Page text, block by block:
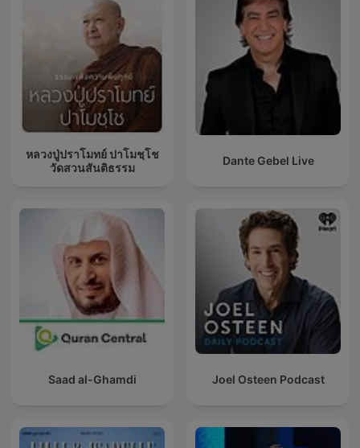
หลวงปู่ปราโมทย์ ปาโมชฺโช
วัดสวนสันติธรรม
Dante Gebel Live
Saad al-Ghamdi Joel Osteen Podcast